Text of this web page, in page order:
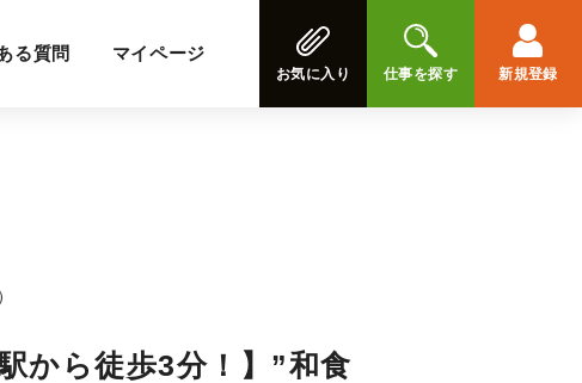
る質問 マイページ
お気に入り 仕事を探す 新規登録
から徒歩3分！】”和食